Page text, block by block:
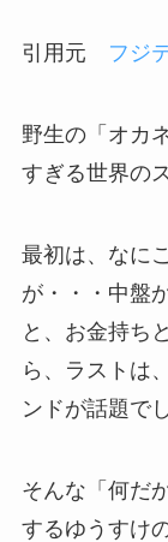
引用元 フジ
野生の「オカ
すぎる世界の
最初は、なに
が・・・中盤
と、お金持ち
ら、ラストは
ンドが話題で
そんな「何だ
するゆうすけ